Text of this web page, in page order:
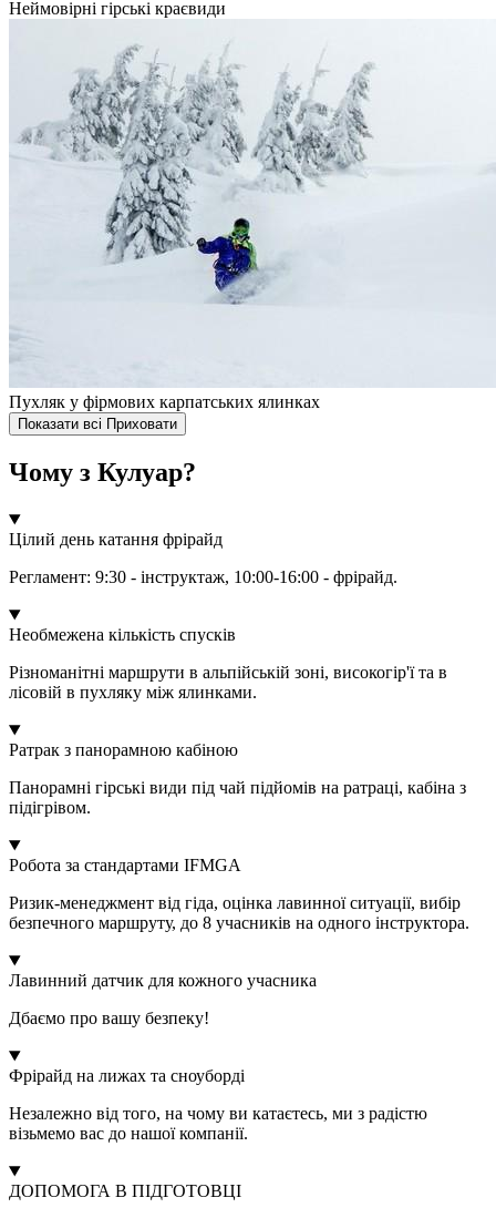
Неймовірні гірські краєвиди
Пухляк у фірмових карпатських ялинках
Показати всі Приховати
Чому з Кулуар?
Цілий день катання фрірайд
Регламент: 9:30 - інструктаж, 10:00-16:00 - фрірайд.
Необмежена кількість спусків
Різноманітні маршрути в альпійській зоні, високогір'ї та в
лісовій в пухляку між ялинками.
Ратрак з панорамною кабіною
Панорамні гірські види під чай підйомів на ратраці, кабіна з
підігрівом.
Робота за стандартами IFMGA
Ризик-менеджмент від гіда, оцінка лавинної ситуації, вибір
безпечного маршруту, до 8 учасників на одного інструктора.
Лавинний датчик для кожного учасника
Дбаємо про вашу безпеку!
Фрірайд на лижах та сноуборді
Незалежно від того, на чому ви катаєтесь, ми з радістю
візьмемо вас до нашої компанії.
ДОПОМОГА В ПІДГОТОВЦІ